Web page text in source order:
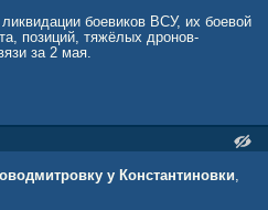
боевиков ВСУ, их боевой
позиций, тяжёлых дронов-
за 2 мая.
у Константиновки,